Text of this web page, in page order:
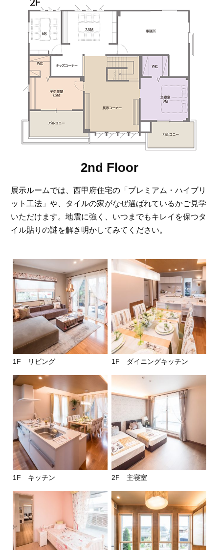
2nd Floor
展示ルームでは、西甲府住宅の「プレミアム・ハイブリ
ット工法」や、タイルの家がなぜ選ばれているかご見学
いただけます。地震に強く、いつまでもキレイを保つタ
イル貼りの謎を解き明かしてみてください。
1F リビング 1F ダイニングキッチン
1F キッチン 2F 主寝室